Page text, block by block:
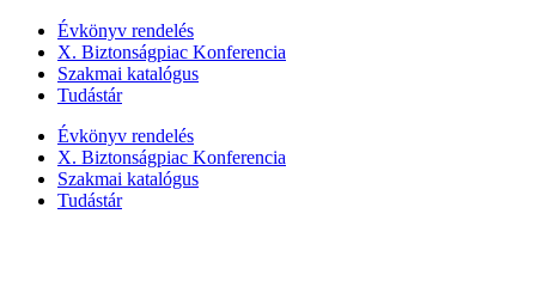
Évkönyv rendelés
X. Biztonságpiac Konferencia
Szakmai katalógus
Tudástár
Évkönyv rendelés
X. Biztonságpiac Konferencia
Szakmai katalógus
Tudástár